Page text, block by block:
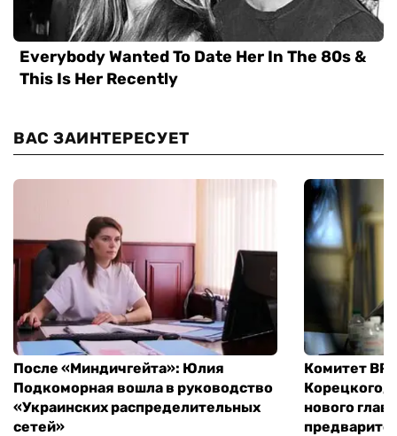
ВАС ЗАИНТЕРЕСУЕТ
После «Миндичгейта»: Юлия
Подкоморная вошла в руководство
«Украинских распределительных
сетей»
Комитет ВР
Корецкого,
нового